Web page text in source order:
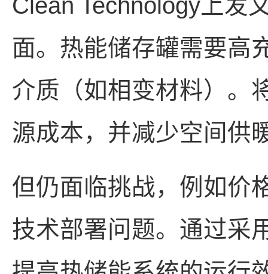
Clean Technology上发
面。热能储存罐需要高
介质（如相变材料）。
源成本，并减少空间供
但仍面临挑战，例如价
技术部署问题。通过采